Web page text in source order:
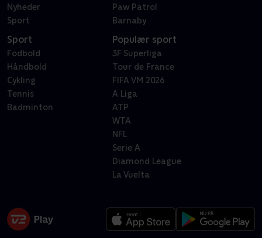
Nyheder
Sport
Paw Patrol
Barnaby
Sport
Fodbold
Håndbold
Cykling
Tennis
Badminton
Populær sport
3F Superliga
Tour de France
FIFA VM 2026
A Liga
ATP
WTA
NFL
Serie A
Diamond League
La Vuelta